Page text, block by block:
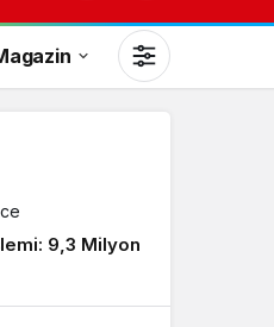
seçin.
9,3 Milyon